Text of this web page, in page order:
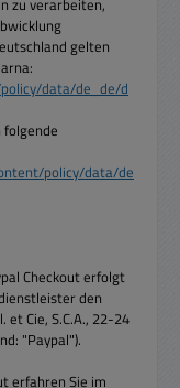
gelten
data/de_de/d
policy/data/de
Checkout erfolgt
den
et Cie, S.C.A., 22-24
"Paypal").
erfahren Sie im